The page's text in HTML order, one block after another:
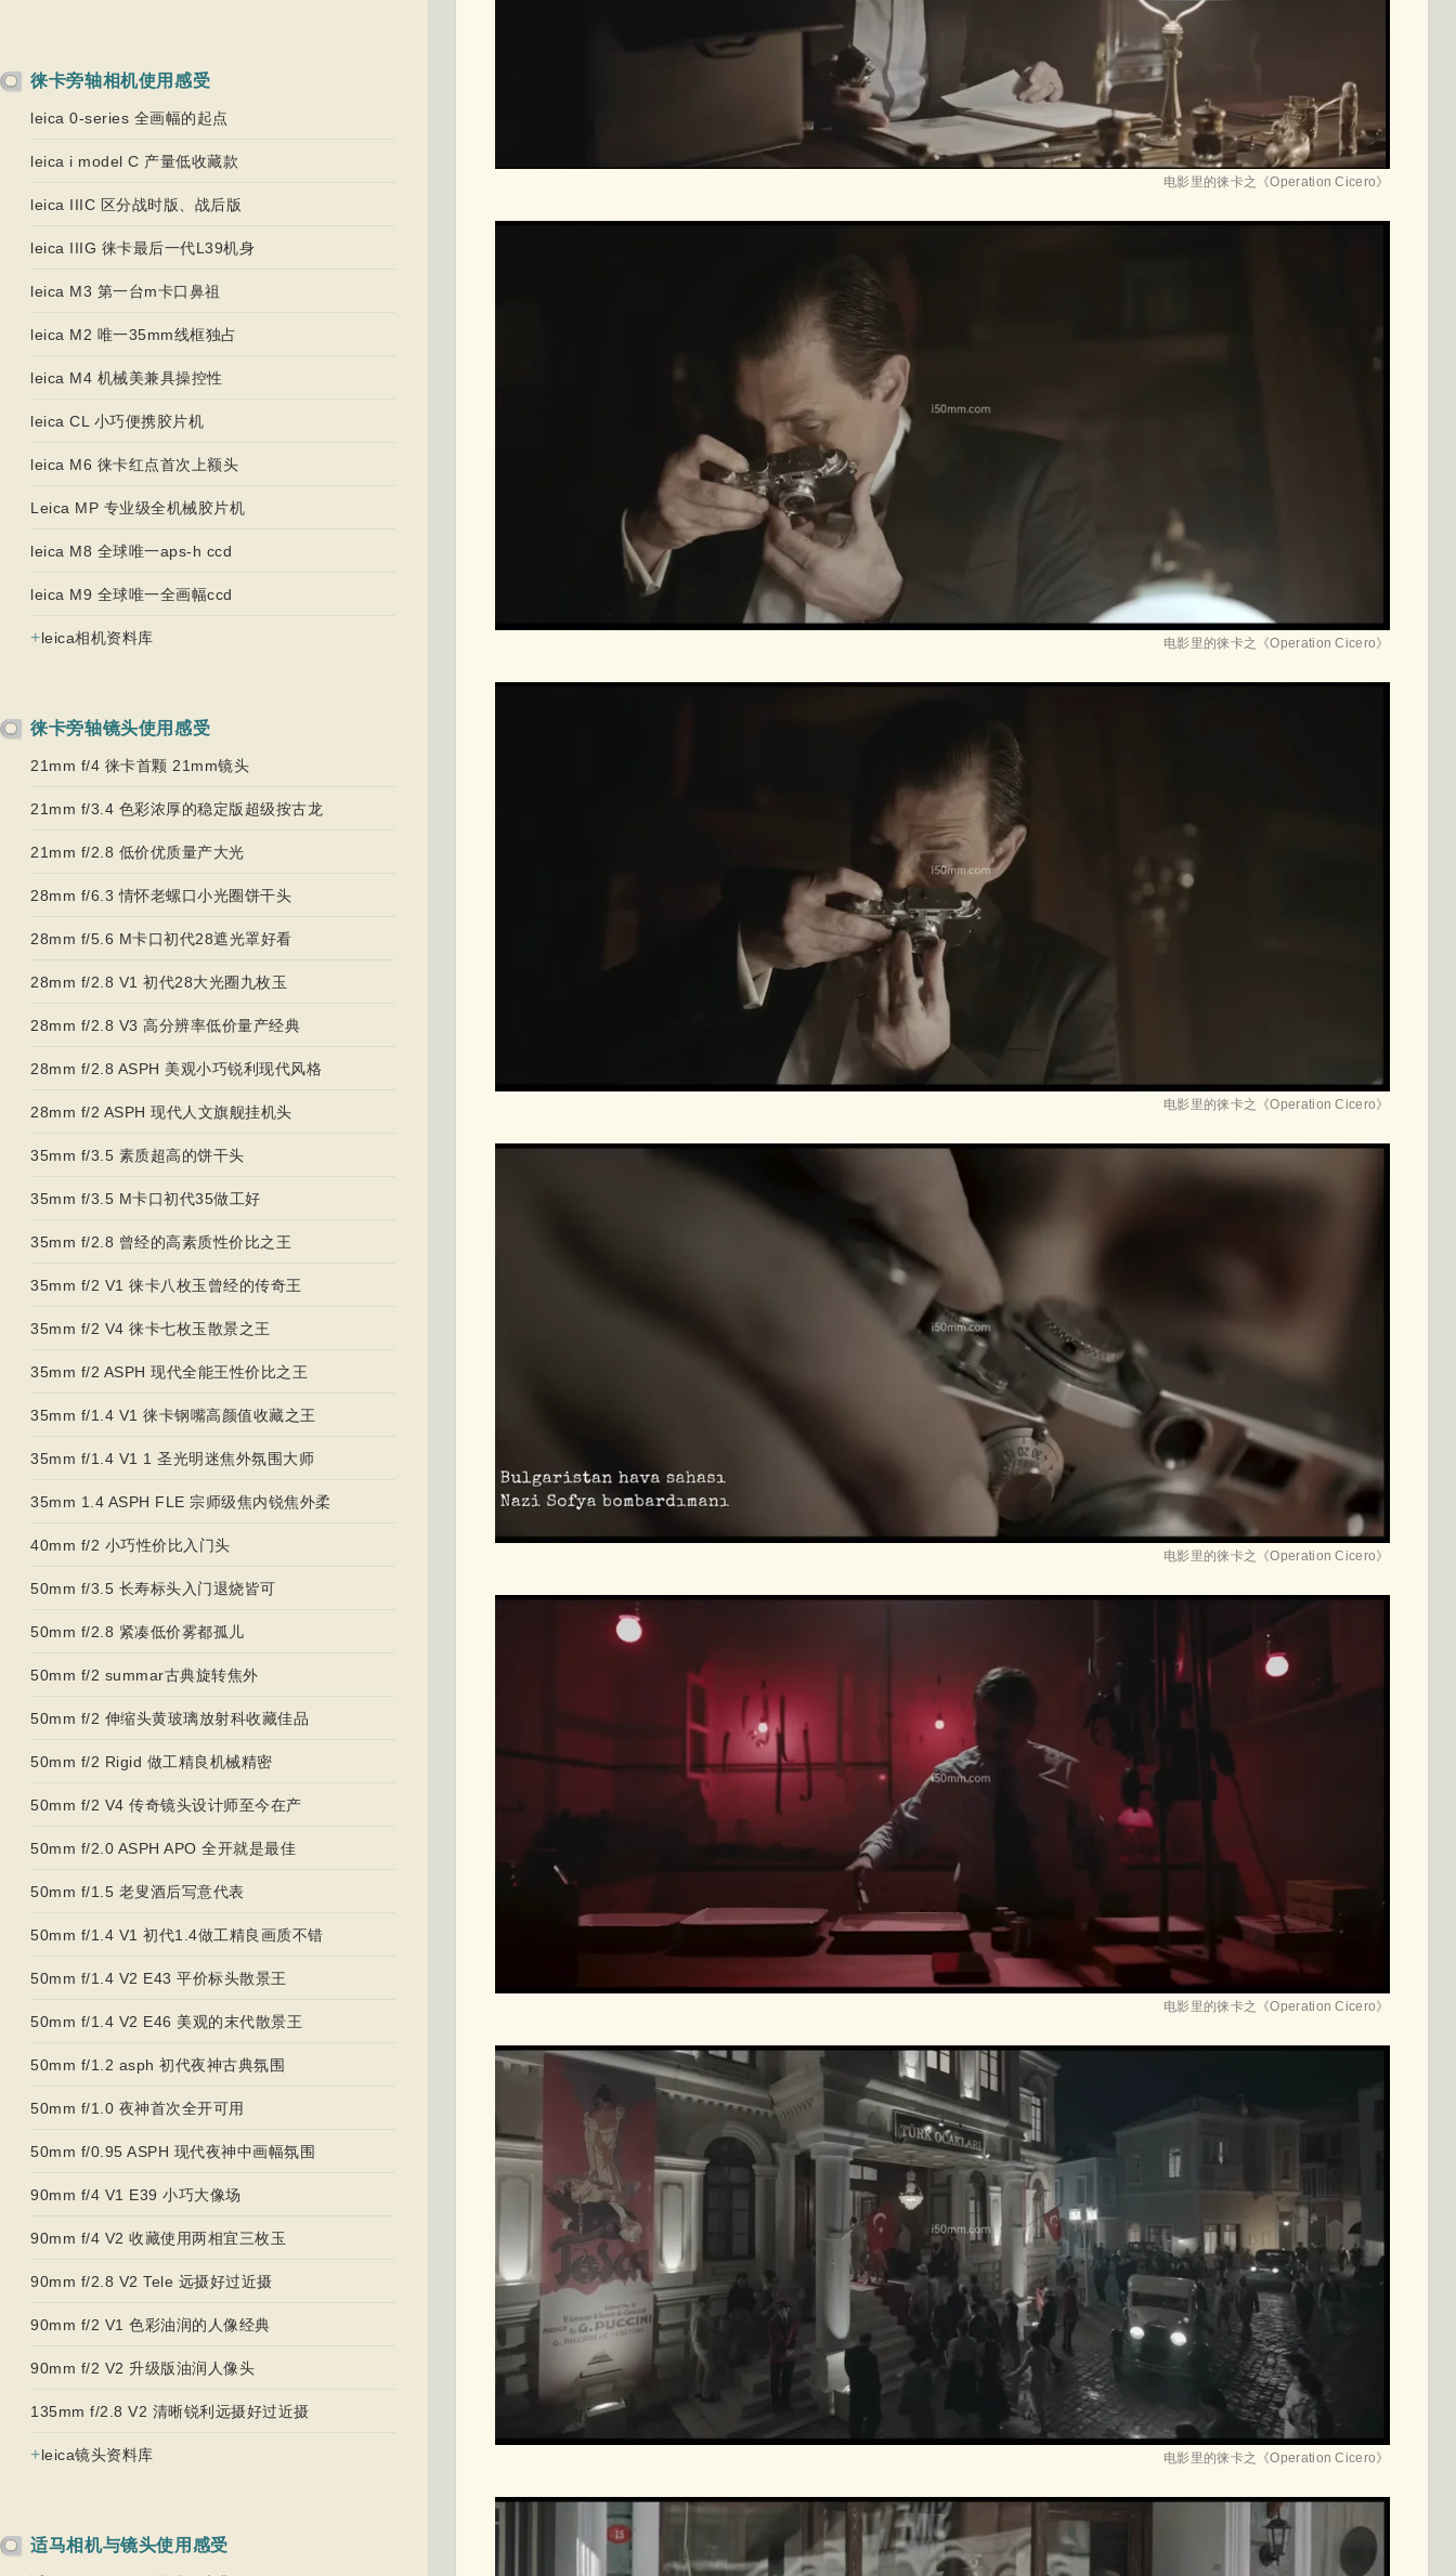
徕卡旁轴相机使用感受
leica 0-series 全画幅的起点
leica i model C 产量低收藏款
leica IIIC 区分战时版、战后版
leica IIIG 徕卡最后一代L39机身
leica M3 第一台m卡口鼻祖
leica M2 唯一35mm线框独占
leica M4 机械美兼具操控性
leica CL 小巧便携胶片机
leica M6 徕卡红点首次上额头
Leica MP 专业级全机械胶片机
leica M8 全球唯一aps-h ccd
leica M9 全球唯一全画幅ccd
+leica相机资料库
徕卡旁轴镜头使用感受
21mm f/4 徕卡首颗 21mm镜头
21mm f/3.4 色彩浓厚的稳定版超级按古龙
21mm f/2.8 低价优质量产大光
28mm f/6.3 情怀老螺口小光圈饼干头
28mm f/5.6 M卡口初代28遮光罩好看
28mm f/2.8 V1 初代28大光圈九枚玉
28mm f/2.8 V3 高分辨率低价量产经典
28mm f/2.8 ASPH 美观小巧锐利现代风格
28mm f/2 ASPH 现代人文旗舰挂机头
35mm f/3.5 素质超高的饼干头
35mm f/3.5 M卡口初代35做工好
35mm f/2.8 曾经的高素质性价比之王
35mm f/2 V1 徕卡八枚玉曾经的传奇王
35mm f/2 V4 徕卡七枚玉散景之王
35mm f/2 ASPH 现代全能王性价比之王
35mm f/1.4 V1 徕卡钢嘴高颜值收藏之王
35mm f/1.4 V1 1 圣光明迷焦外氛围大师
35mm 1.4 ASPH FLE 宗师级焦内锐焦外柔
40mm f/2 小巧性价比入门头
50mm f/3.5 长寿标头入门退烧皆可
50mm f/2.8 紧凑低价雾都孤儿
50mm f/2 summar古典旋转焦外
50mm f/2 伸缩头黄玻璃放射科收藏佳品
50mm f/2 Rigid 做工精良机械精密
50mm f/2 V4 传奇镜头设计师至今在产
50mm f/2.0 ASPH APO 全开就是最佳
50mm f/1.5 老叟酒后写意代表
50mm f/1.4 V1 初代1.4做工精良画质不错
50mm f/1.4 V2 E43 平价标头散景王
50mm f/1.4 V2 E46 美观的末代散景王
50mm f/1.2 asph 初代夜神古典氛围
50mm f/1.0 夜神首次全开可用
50mm f/0.95 ASPH 现代夜神中画幅氛围
90mm f/4 V1 E39 小巧大像场
90mm f/4 V2 收藏使用两相宜三枚玉
90mm f/2.8 V2 Tele 远摄好过近摄
90mm f/2 V1 色彩油润的人像经典
90mm f/2 V2 升级版油润人像头
135mm f/2.8 V2 清晰锐利远摄好过近摄
+leica镜头资料库
适马相机与镜头使用感受
电影里的徕卡之《Operation Cicero》
电影里的徕卡之《Operation Cicero》
电影里的徕卡之《Operation Cicero》
电影里的徕卡之《Operation Cicero》
电影里的徕卡之《Operation Cicero》
电影里的徕卡之《Operation Cicero》